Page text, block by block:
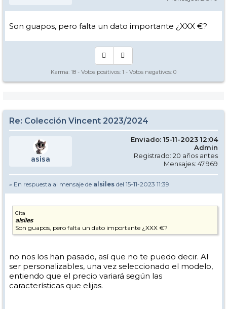
Son guapos, pero falta un dato importante ¿XXX €?
Karma: 18 - Votos positivos: 1 - Votos negativos: 0
Re: Colección Vincent 2023/2024
asisa
Enviado: 15-11-2023 12:04
Admin
Registrado: 20 años antes
Mensajes: 47.969
» En respuesta al mensaje de alsiles del 15-11-2023 11:39
Cita
alsiles
Son guapos, pero falta un dato importante ¿XXX €?
no nos los han pasado, así que no te puedo decir. Al
ser personalizables, una vez seleccionado el modelo,
entiendo que el precio variará según las
características que elijas.